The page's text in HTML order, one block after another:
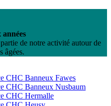
de notre activité autour de
âgées.
CHC Banneux Fawes
CHC Banneux Nusbaum
CHC Hermalle